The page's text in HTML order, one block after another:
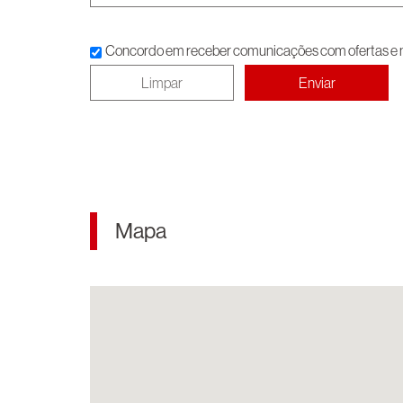
Concordo em receber comunicações com ofertas e
Mapa